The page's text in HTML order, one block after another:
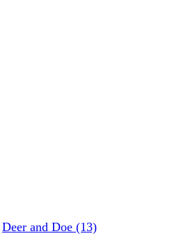
Deer and Doe (13)